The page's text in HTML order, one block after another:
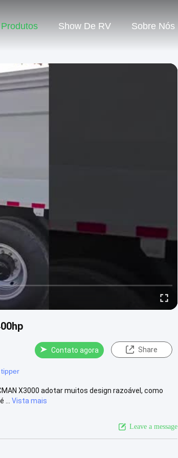
Produtos Show De RV Sobre Nós
Contato agora Share
X3000 adotar muitos design razoável, como
Vista mais
Leave a message